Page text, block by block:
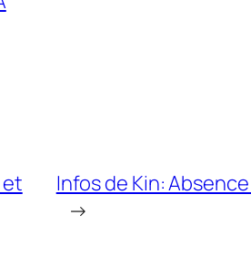
et
Infos de Kin:
→